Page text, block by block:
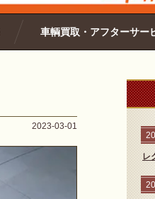
車輌買取・アフターサー
2023-03-01
レ